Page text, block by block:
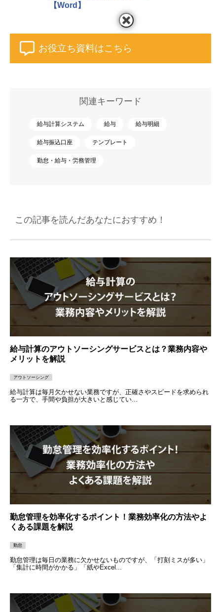
【Word】
お役立ち資料はこちら
関連キーワード
給与計算システム 給与 給与明細
給与振込口座 テンプレート
勤怠・給与・労務管理
この記事を読んだあなたにおすすめ！
給与計算のアウトソーシングサービスとは？業務内容や
メリットを解説
アウトソーシング
給与計算は毎月欠かせない業務ですが、正確さやスピードを求められ
る一方で、手間や負担が大きいと感じてい...
勤怠管理を効率化するポイント！業務効率化の方法やよ
くある課題を解説
勤怠
勤怠管理は毎日の業務に欠かせないものですが、「打刻ミスが多い」
「集計に時間がかかる」「紙やExcel...